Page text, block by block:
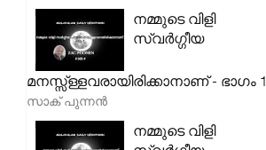
നമ്മുടെ വിളി
സ്വർഗ്ഗീയ
മനസ്സ്ള്ളവരായിരിക്കാനാണ് - ഭാഗം 1
സാക് പുന്നൻ
നമ്മുടെ വിളി